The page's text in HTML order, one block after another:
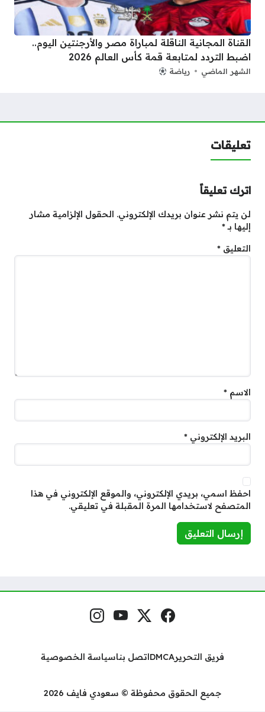
القناة المجانية الناقلة لمباراة مصر والأرجنتين اليوم..
اضبط التردد لمتابعة قمة كأس العالم 2026
الشهر الماضي رياضة
تعليقات
اترك تعليقاً
لن يتم نشر عنوان بريدك الإلكتروني. الحقول الإلزامية مشار
إليها بـ*
التعليق *
الاسم *
البريد الإلكتروني *
احفظ اسمي، بريدي الإلكتروني، والموقع الإلكتروني في هذا
المتصفح لاستخدامها المرة المقبلة في تعليقي.
مواقع التواصل فيسبوكمنصة إكس
يوتيوبإنستغرام
فريق التحريرDMCAاتصل بناسياسة الخصوصية
جميع الحقوق محفوظة © سعودي فايف 2026